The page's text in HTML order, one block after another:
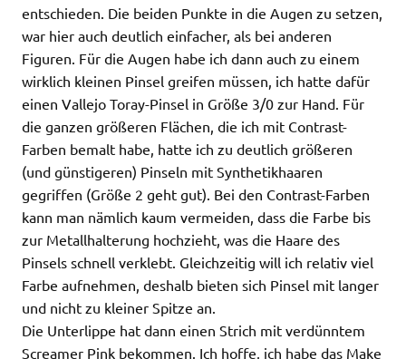
entschieden. Die beiden Punkte in die Augen zu setzen,
war hier auch deutlich einfacher, als bei anderen
Figuren. Für die Augen habe ich dann auch zu einem
wirklich kleinen Pinsel greifen müssen, ich hatte dafür
einen Vallejo Toray-Pinsel in Größe 3/0 zur Hand. Für
die ganzen größeren Flächen, die ich mit Contrast-
Farben bemalt habe, hatte ich zu deutlich größeren
(und günstigeren) Pinseln mit Synthetikhaaren
gegriffen (Größe 2 geht gut). Bei den Contrast-Farben
kann man nämlich kaum vermeiden, dass die Farbe bis
zur Metallhalterung hochzieht, was die Haare des
Pinsels schnell verklebt. Gleichzeitig will ich relativ viel
Farbe aufnehmen, deshalb bieten sich Pinsel mit langer
und nicht zu kleiner Spitze an.
Die Unterlippe hat dann einen Strich mit verdünntem
Screamer Pink bekommen. Ich hoffe, ich habe das Make